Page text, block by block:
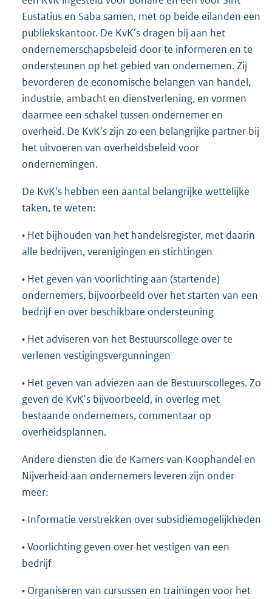
Eustatius en Saba samen, met op beide eilanden een
publiekskantoor. De KvK’s dragen bij aan het
ondernemerschapsbeleid door te informeren en te
ondersteunen op het gebied van ondernemen. Zij
bevorderen de economische belangen van handel,
industrie, ambacht en dienstverlening, en vormen
daarmee een schakel tussen ondernemer en
overheid. De KvK's zijn zo een belangrijke partner bij
het uitvoeren van overheidsbeleid voor
ondernemingen.
De KvK's hebben een aantal belangrijke wettelijke
taken, te weten:
• Het bijhouden van het handelsregister, met daarin
alle bedrijven, verenigingen en stichtingen
• Het geven van voorlichting aan (startende)
ondernemers, bijvoorbeeld over het starten van een
bedrijf en over beschikbare ondersteuning
• Het adviseren van het Bestuurscollege over te
verlenen vestigingsvergunningen
• Het geven van adviezen aan de Bestuurscolleges. Zo
geven de KvK's bijvoorbeeld, in overleg met
bestaande ondernemers, commentaar op
overheidsplannen.
Andere diensten die de Kamers van Koophandel en
Nijverheid aan ondernemers leveren zijn onder
meer:
• Informatie verstrekken over subsidiemogelijkheden
• Voorlichting geven over het vestigen van een
bedrijf
• Organiseren van cursussen en trainingen voor het